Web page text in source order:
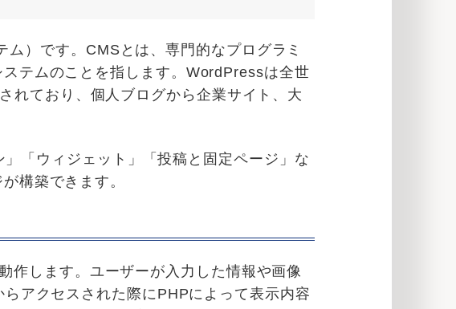
）です。CMSとは、専門的なプログラミ
テムのことを指します。WordPressは全世
れており、個人ブログから企業サイト、大
「ウィジェット」「投稿と固定ページ」な
構築できます。
作します。ユーザーが入力した情報や画像
アクセスされた際にPHPによって表示内容